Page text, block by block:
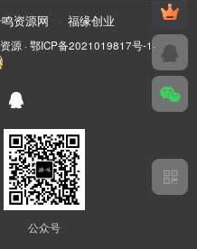
资源网 福缘创业
源 · 鄂ICP备2021019817号-1 ·
公众号